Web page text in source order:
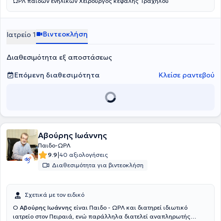
Ιατρείο 1 Βιντεοκλήση
Διαθεσιμότητα εξ αποστάσεως
Επόμενη διαθεσιμότητα
Κλείσε ραντεβού
Αβούρης Ιωάννης
Παιδο-ΩΡΛ
9.9|40 αξιολογήσεις
Διαθεσιμότητα για βιντεοκλήση
Σχετικά με τον ειδικό
Ο Αβούρης Ιωάννης είναι Παιδο - ΩΡΛ και διατηρεί ιδιωτικό
ιατρείο στον Πειραιά, ενώ παράλληλα διατελεί αναπληρωτής